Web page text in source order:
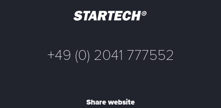
+49 (0) 2041 777552
Share website